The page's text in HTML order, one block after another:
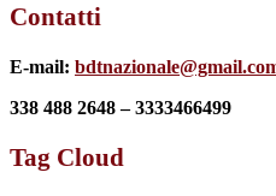
Contatti
E-mail:
338 488 2648 – 3333466499
Tag Cloud